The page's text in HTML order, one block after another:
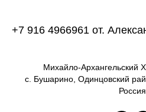
+7 916 4966961 от.
Михайло-Архангельский
с. Бушарино, Одинцовский
Россия